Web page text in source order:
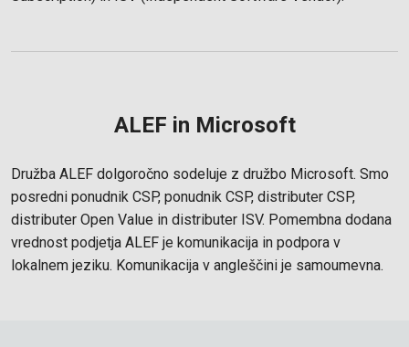
ALEF in Microsoft
Družba ALEF dolgoročno sodeluje z družbo Microsoft. Smo
posredni ponudnik CSP, ponudnik CSP, distributer CSP,
distributer Open Value in distributer ISV. Pomembna dodana
vrednost podjetja ALEF je komunikacija in podpora v
lokalnem jeziku. Komunikacija v angleščini je samoumevna.